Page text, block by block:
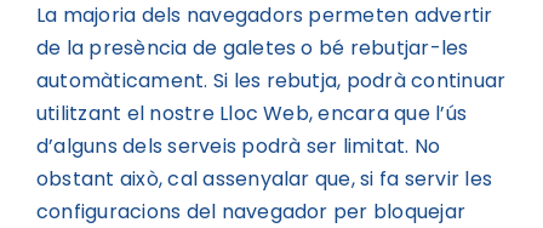
La majoria dels navegadors permeten advertir
de la presència de galetes o bé rebutjar-les
automàticament. Si les rebutja, podrà continuar
utilitzant el nostre Lloc Web, encara que l’ús
d’alguns dels serveis podrà ser limitat. No
obstant això, cal assenyalar que, si fa servir les
configuracions del navegador per bloquejar